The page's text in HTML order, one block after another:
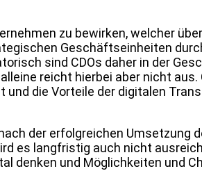
zu bewirken, welcher
Geschäftseinheiten
sind CDOs daher in der
reicht hierbei aber nicht aus.
die Vorteile der digitalen
der erfolgreichen Umsetzung
es langfristig auch nicht
denken und Möglichkeiten und